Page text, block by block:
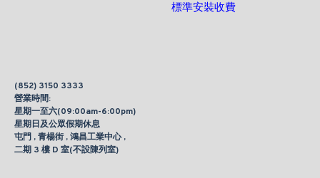
標準安裝收費
(852) 3150 3333
營業時間:
星期一至六(09:00am-6:00pm)
星期日及公眾假期休息
屯門 , 青楊街 , 鴻昌工業中心 ,
二期 3 樓 D 室(不設陳列室)